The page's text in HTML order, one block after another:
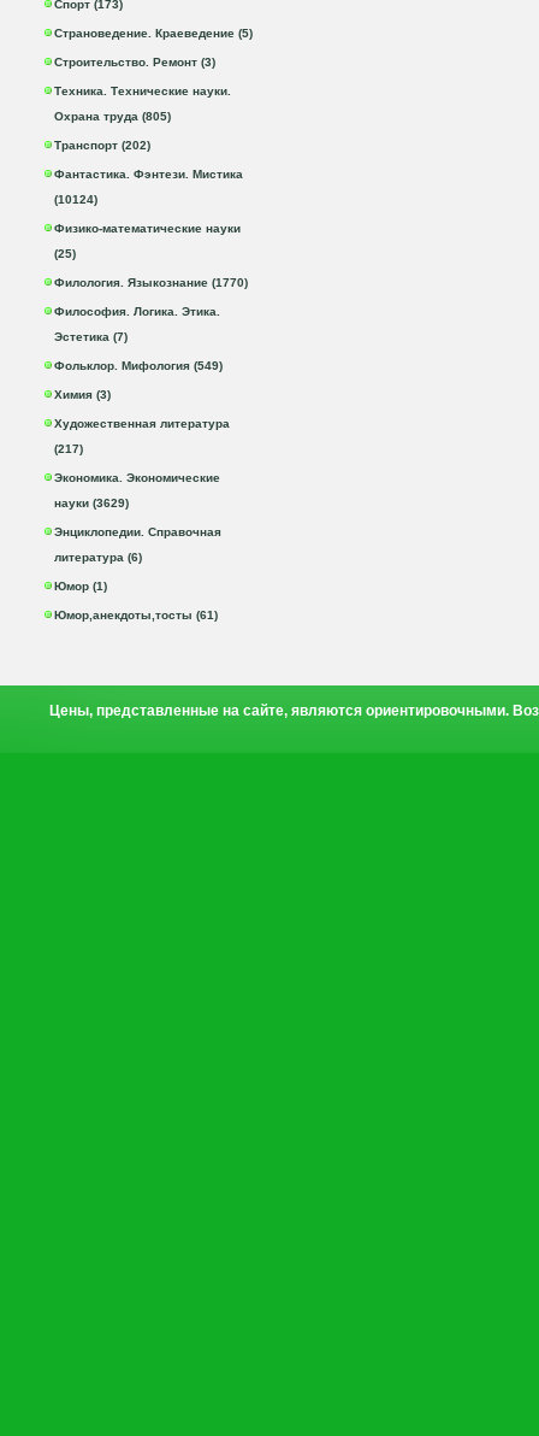
Спорт (173)
Страноведение. Краеведение (5)
Строительство. Ремонт (3)
Техника. Технические науки.
Охрана труда (805)
Транспорт (202)
Фантастика. Фэнтези. Мистика
(10124)
Физико-математические науки
(25)
Филология. Языкознание (1770)
Философия. Логика. Этика.
Эстетика (7)
Фольклор. Мифология (549)
Химия (3)
Художественная литература
(217)
Экономика. Экономические
науки (3629)
Энциклопедии. Справочная
литература (6)
Юмор (1)
Юмор,анекдоты,тосты (61)
Цены, представленные на сайте, являются ориентировочными.